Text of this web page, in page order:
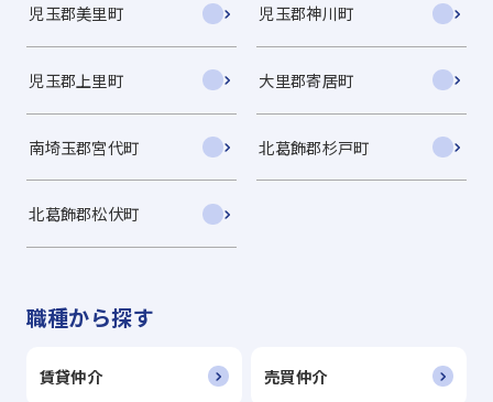
児玉郡美里町 児玉郡神川町
児玉郡上里町 大里郡寄居町
南埼玉郡宮代町 北葛飾郡杉戸町
北葛飾郡松伏町
職種から探す
賃貸仲介 売買仲介